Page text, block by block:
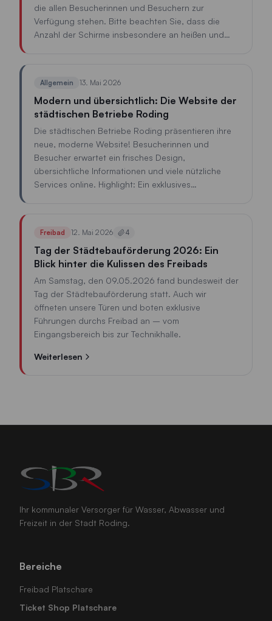
die allen Besucherinnen und Besuchern zur
Verfügung stehen. Bitte beachten Sie, dass die
Anzahl der Schirme insbesondere an heißen und
Verständnis und Ihre Rücksichtnahme.
Allgemein 13. Mai 2026
Modern und übersichtlich: Die Website der
städtischen Betriebe Roding
Die städtischen Betriebe Roding präsentieren ihre
neue, moderne Website! Besucherinnen und
Besucher erwartet ein frisches Design,
übersichtliche Informationen und viele nützliche
Services online. Highlight: Ein exklusives
roding.de und mitmachen!
Freibad 12. Mai 2026 4
Tag der Städtebauförderung 2026: Ein
Blick hinter die Kulissen des Freibads
Am Samstag, den 09.05.2026 fand bundesweit der
Tag der Städtebauförderung statt. Auch wir
öffneten unsere Türen und boten exklusive
Führungen durchs Freibad an – vom
Eingangsbereich bis zur Technikhalle.
Weiterlesen
Ihr kommunaler Versorger für Wasser, Abwasser und
Freizeit in der Stadt Roding.
Bereiche
Freibad Platschare
Ticket Shop Platschare